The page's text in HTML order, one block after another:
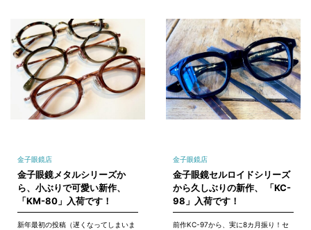
金子眼鏡店
金子眼鏡メタルシリーズか
ら、小ぶりで可愛い新作、
「KM-80」入荷です！
新年最初の投稿（遅くなってしまいま
金子眼鏡店
金子眼鏡セルロイドシリーズ
から久しぶりの新作、 「KC-
98」入荷です！
前作KC-97から、実に8カ月振り！セ